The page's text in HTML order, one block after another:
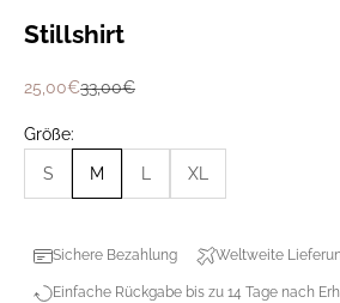
Stillshirt
Prix de vente
25,00€Prix normal
33,00€
Größe:
S M XL
Sichere Bezahlung Weltweite
Einfache Rückgabe bis zu 14 Tage nach